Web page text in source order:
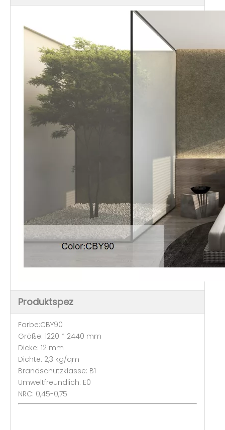
Produktspez
Farbe:CBY90
Größe: 1220 * 2440 mm
Dicke: 12 mm
Dichte: 2,3 kg/qm
Brandschutzklasse: B1
Umweltfreundlich: E0
NRC: 0,45-0,75